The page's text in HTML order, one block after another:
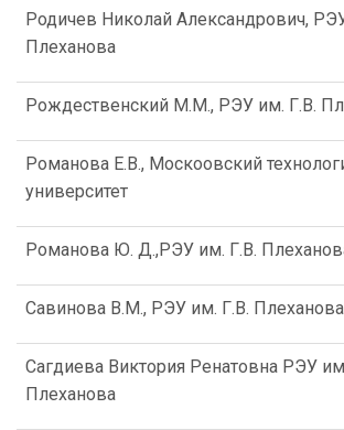
Родичев Николай Александрович,
Плеханова
Рождественский М.М., РЭУ им. Г.В.
Романова Е.В., Москоовский
университет
Романова Ю. Д.,РЭУ им. Г.В.
Савинова В.М., РЭУ им. Г.В. Плеханова
Сагдиева Виктория Ренатовна РЭУ
Плеханова